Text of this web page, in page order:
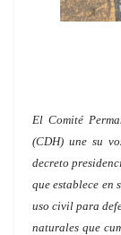
El Comité
(CDH) une su
decreto
que establece en
uso civil para
naturales que